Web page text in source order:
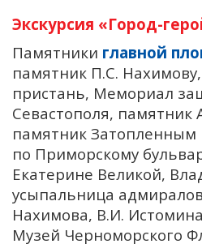
Экскурсия «Город-
Памятники главной
памятник П.С.
пристань, Мемориал
Севастополя, памятник
памятник Затопленным
по Приморскому
Екатерине Великой,
усыпальница
Нахимова, В.И.
Музей Черноморского